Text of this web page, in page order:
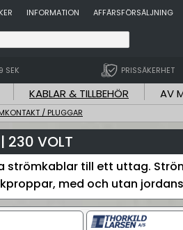
INFORMATION AFFÄRSFÖRSÄLJNING
SEK PRISSÄKERHET
KABLAR & TILLBEHÖR AV
/ PLUGGAR
230 VOLT
till ett uttag.
med och utan